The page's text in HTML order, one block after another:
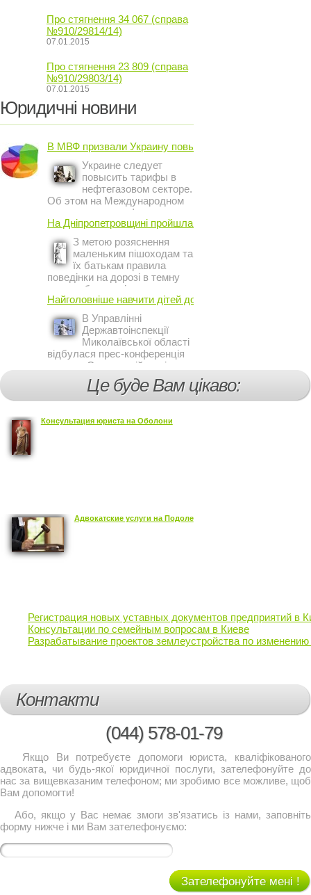
Про стягнення 34 067 (справа
№910/29814/14)
07.01.2015
Про стягнення 23 809 (справа
№910/29803/14)
07.01.2015
Юридичні новини
В МВФ призвали Украину повысить ...
Украине следует
повысить тарифы в
нефтегазовом секторе.
Об этом на Международном
инвестиционном форуме в
Киеве заявил постоянный
представитель МВФ на
Украине Жером Ваше.
На Дніпропетровщині пройшла акція ...
З метою розяснення
маленьким пішоходам та
їх батькам правила
поведінки на дорозі в темну
пору доби, працівники сектору
профілактичної роботи відділу
ДАІ з обслуговування міста
Кривий Ріг провели ...
Найголовніше навчити дітей дотримуватися ...
В Управлінні
Державтоінспекції
Миколаївської області
відбулася прес-конференція
на тему Стан аварійності за
участю, з вини дітей і
пішоходів.Це буде Вам цікаво:
Консультация юриста на Оболони
Адвокатские услуги на Подоле
Регистрация новых уставных документов предприятий в
Консультации по семейным вопросам в Киеве
Разрабатывание проектов землеустройства по
Контакти
(044) 578-01-79
Якщо Ви потребуєте допомоги юриста, кваліфікованого
адвоката, чи будь-якої юридичної послуги, зателефонуйте до
нас за вищевказаним телефоном; ми зробимо все можливе, щоб
Вам допомогти!
Або, якщо у Вас немає змоги зв'язатись із нами, заповніть
форму нижче і ми Вам зателефонуємо:
Зателефонуйте мені !